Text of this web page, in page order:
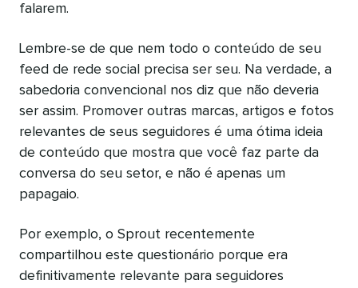
falarem.
Lembre-se de que nem todo o conteúdo de seu
feed de rede social precisa ser seu. Na verdade, a
sabedoria convencional nos diz que não deveria
ser assim. Promover outras marcas, artigos e fotos
relevantes de seus seguidores é uma ótima ideia
de conteúdo que mostra que você faz parte da
conversa do seu setor, e não é apenas um
papagaio.
Por exemplo, o Sprout recentemente
compartilhou este questionário porque era
definitivamente relevante para seguidores